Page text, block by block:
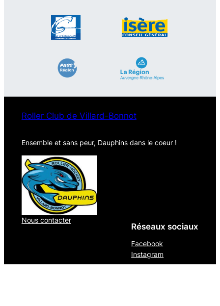
Roller Club de Villard-Bonnot
Ensemble et sans peur, Dauphins dans le coeur !
Nous contacter
Réseaux sociaux
Facebook
Instagram